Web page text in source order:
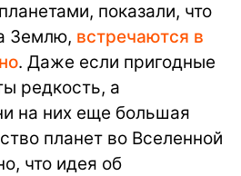
показали, что
Землю, встречаются в
. Даже если пригодные
редкость, а
на них еще большая
планет во Вселенной
что идея об